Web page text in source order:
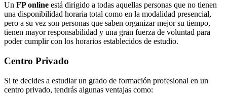
Un FP online está dirigido a todas aquellas personas que no tienen
una disponibilidad horaria total como en la modalidad presencial,
pero a su vez son personas que saben organizar mejor su tiempo,
tienen mayor responsabilidad y una gran fuerza de voluntad para
poder cumplir con los horarios establecidos de estudio.
Centro Privado
Si te decides a estudiar un grado de formación profesional en un
centro privado, tendrás algunas ventajas como: